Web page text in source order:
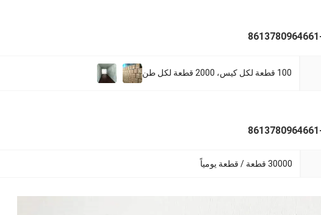
100 قطعة لكل كيس، 2000 قطعة لكل طن
30000 قطعة / قطعة يومياً